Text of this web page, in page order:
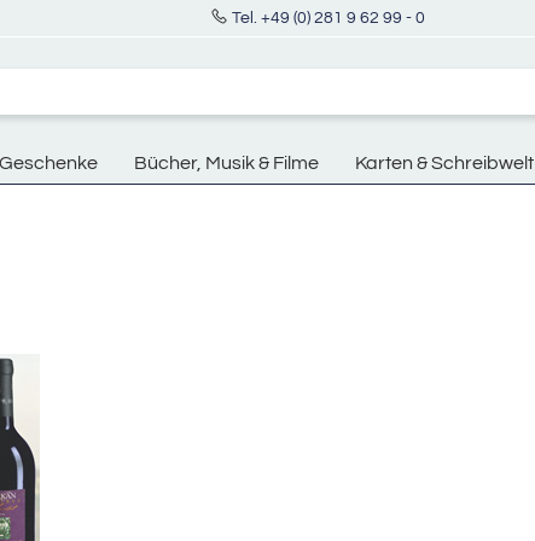
Tel. +49 (0) 281 9 62 99 - 0
Geschenke Bücher, Musik & Filme Karten & Schreibwelt